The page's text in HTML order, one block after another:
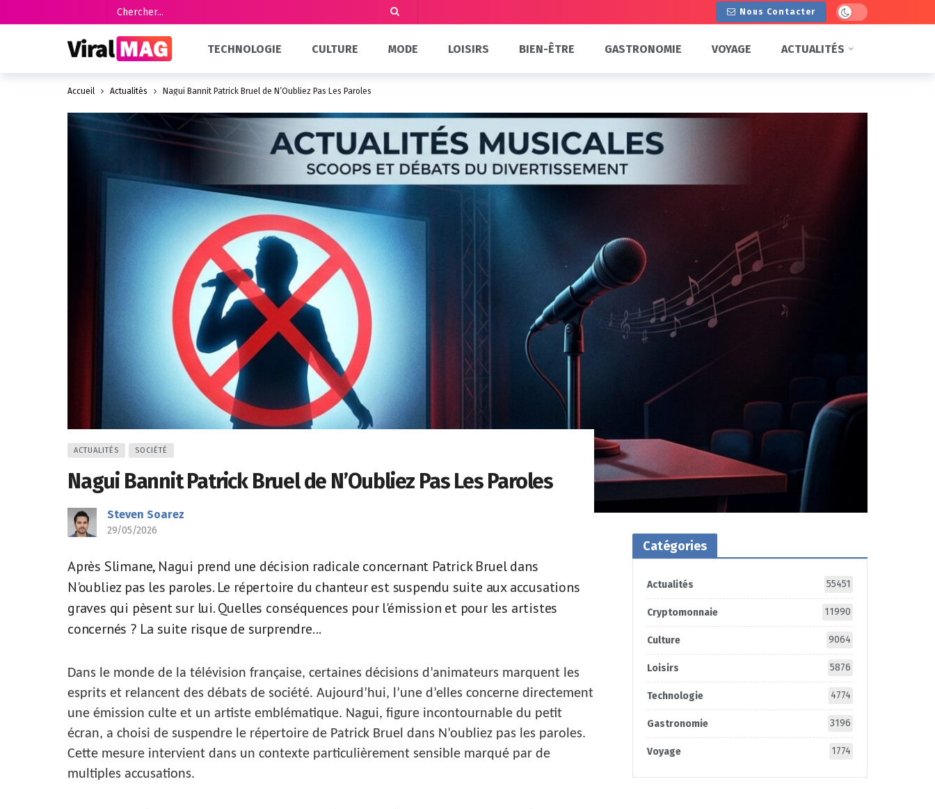
Nous Contacter Dark mode
TECHNOLOGIE CULTURE MODE LOISIRS BIEN-ÊTRE GASTRONOMIE VOYAGE ACTUALITÉS
Accueil Actualités Nagui Bannit Patrick Bruel de N’Oubliez Pas Les Paroles
ACTUALITÉS SOCIÉTÉ
Nagui Bannit Patrick Bruel de N’Oubliez Pas Les Paroles
Steven Soarez
29/05/2026
Après Slimane, Nagui prend une décision radicale concernant Patrick Bruel dans
N'oubliez pas les paroles. Le répertoire du chanteur est suspendu suite aux accusations
graves qui pèsent sur lui. Quelles conséquences pour l'émission et pour les artistes
concernés ? La suite risque de surprendre...
Dans le monde de la télévision française, certaines décisions d’animateurs marquent les
esprits et relancent des débats de société. Aujourd’hui, l’une d’elles concerne directement
une émission culte et un artiste emblématique. Nagui, figure incontournable du petit
écran, a choisi de suspendre le répertoire de Patrick Bruel dans N’oubliez pas les paroles.
Cette mesure intervient dans un contexte particulièrement sensible marqué par de
multiples accusations.
Catégories
Actualités 55451
Cryptomonnaie 11990
Culture 9064
Loisirs 5876
Technologie 4774
Gastronomie 3196
Voyage 1774